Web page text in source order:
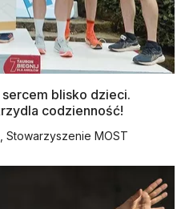
blisko dzieci.
codzienność!
Stowarzyszenie MOST